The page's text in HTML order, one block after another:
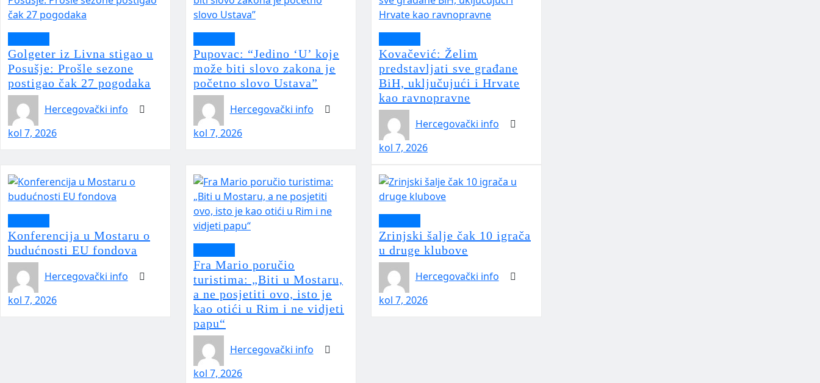
Golgeter iz Livna stigao u
Posušje: Prošle sezone
postigao čak 27 pogodaka
Hercegovački info
kol 7, 2026
Pupovac: “Jedino ‘U’ koje
može biti slovo zakona je
početno slovo Ustava”
Hercegovački info
kol 7, 2026
Kovačević: Želim
predstavljati sve građane
BiH, uključujući i Hrvate
kao ravnopravne
Hercegovački info
kol 7, 2026
Konferencija u Mostaru o
budućnosti EU fondova
Hercegovački info
kol 7, 2026
Fra Mario poručio
turistima: „Biti u Mostaru,
a ne posjetiti ovo, isto je
kao otići u Rim i ne vidjeti
papu“
Hercegovački info
kol 7, 2026
Zrinjski šalje čak 10 igrača
u druge klubove
Hercegovački info
kol 7, 2026